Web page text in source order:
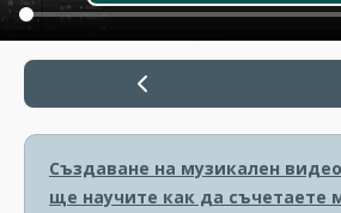
Създаване на музикален
ще научите как да съчетаете